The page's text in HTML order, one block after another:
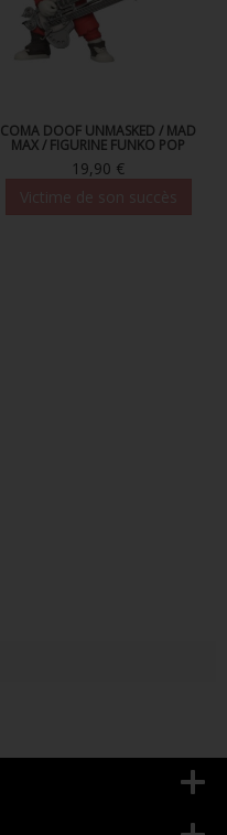
COMA DOOF UNMASKED / MAD
MAX / FIGURINE FUNKO POP
19,90 €